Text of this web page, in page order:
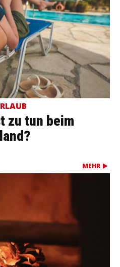
zu tun beim
MEHR